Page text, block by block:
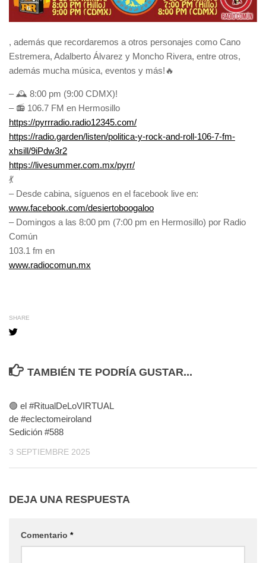
, además que recordaremos a otros personajes como Cano
Estremera, Adalberto Álvarez y Moncho Rivera, entre otros,
además mucha música, eventos y más!🔥
– 🕰 8:00 pm (9:00 CDMX)!
– 📻 106.7 FM en Hermosillo
https://pyrrradio.radio12345.com/
https://radio.garden/listen/politica-y-rock-and-roll-106-7-fm-
xhsill/9iPdw3r2
https://livesummer.com.mx/pyrr/
💃
– Desde cabina, síguenos en el facebook live en:
www.facebook.com/desiertoboogaloo
– Domingos a las 8:00 pm (7:00 pm en Hermosillo) por Radio
Común
103.1 fm en
www.radiocomun.mx
SHARE
TAMBIÉN TE PODRÍA GUSTAR...
🟢 el #RitualDeLoVIRTUAL
de #eclectomeiroland
Sedición #588
3 SEPTIEMBRE 2025
DEJA UNA RESPUESTA
Comentario *